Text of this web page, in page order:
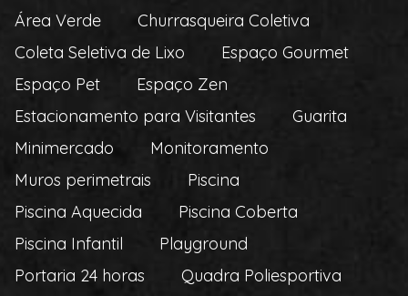
Área Verde
Churrasqueira Coletiva
Coleta Seletiva de Lixo
Espaço Gourmet
Espaço Pet
Espaço Zen
Estacionamento para Visitantes
Guarita
Minimercado
Monitoramento
Muros perimetrais
Piscina
Piscina Aquecida
Piscina Coberta
Piscina Infantil
Playground
Portaria 24 horas
Quadra Poliesportiva